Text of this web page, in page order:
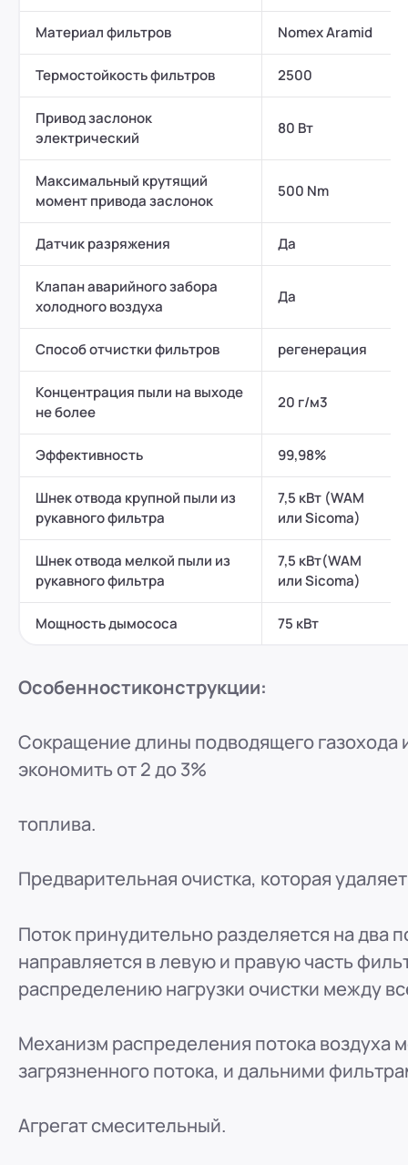
Материал фильтров Nomex Aramid
Термостойкость фильтров 2500
Привод заслонок
электрический
80 Вт
Максимальный крутящий
момент привода заслонок
500 Nm
Датчик разряжения Да
Клапан аварийного забора
холодного воздуха
Да
Способ отчистки фильтров регенерация
Концентрация пыли на выходе
не более
20 г/м3
Эффективность 99,98%
Шнек отвода крупной пыли из
рукавного фильтра
7,5 кВт (WAM
или Sicoma)
Шнек отвода мелкой пыли из
рукавного фильтра
7,5 кВт(WAM
или Sicoma)
Мощность дымососа 75 кВт
Особенностиконструкции:
Сокращение длины подводящего газохода
экономить от 2 до 3%
топлива.
Предварительная очистка, которая
Поток принудительно разделяется на два
направляется в левую и правую часть
распределению нагрузки очистки между
Механизм распределения потока воздуха
загрязненного потока, и дальними
Агрегат смесительный.